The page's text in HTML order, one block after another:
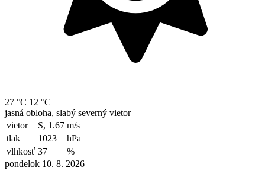
27 °C 12 °C
jasná obloha, slabý severný vietor
vietor
S, 1.67 m/s
tlak
1023
hPa
vlhkosť 37
%
pondelok 10. 8. 2026